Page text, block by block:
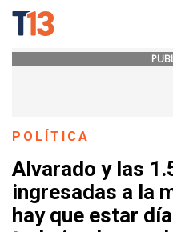
POLÍTICA
Alvarado y las
ingresadas a la
hay que estar